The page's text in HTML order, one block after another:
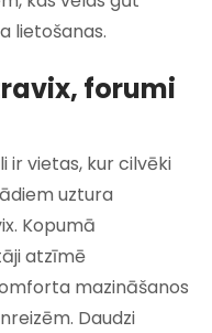
lietošanas.
forumi
ir vietas, kur cilvēki
uztura
Kopumā
atzīmē
mazināšanos
Daudzi